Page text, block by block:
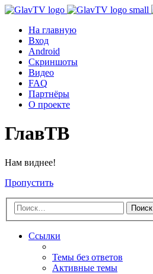
На главную
Вход
Android
Скриншоты
Видео
FAQ
Партнёры
О проекте
ГлавТВ
Нам виднее!
Пропустить
Поиск
Ссылки
Темы без ответов
Активные темы